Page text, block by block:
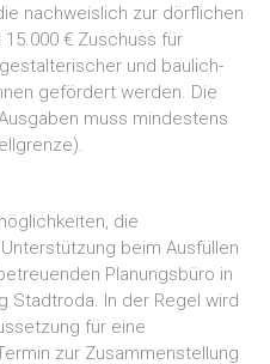
nachweislich zur dörflichen
€ Zuschuss für
und baulich-
gefördert werden. Die
muss mindestens
die
beim Ausfüllen
Planungsbüro in
Stadtroda. In der Regel wird
für eine
zur Zusammenstellung